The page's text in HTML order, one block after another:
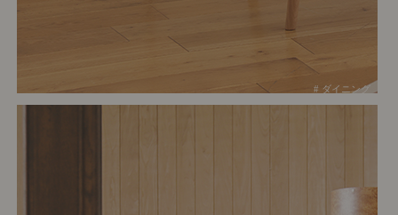
# ダイニング